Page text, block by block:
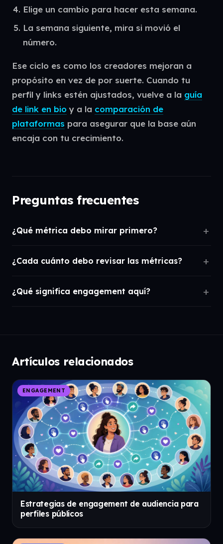
Elige un cambio para hacer esta semana.
La semana siguiente, mira si movió el
número.
Ese ciclo es como los creadores mejoran a
propósito en vez de por suerte. Cuando tu
perfil y links estén ajustados, vuelve a la guía
de link en bio y a la comparación de
plataformas para asegurar que la base aún
encaja con tu crecimiento.
Preguntas frecuentes
¿Qué métrica debo mirar primero?
¿Cada cuánto debo revisar las métricas?
¿Qué significa engagement aquí?
Artículos relacionados
ENGAGEMENT
Estrategias de engagement de audiencia para
perfiles públicos